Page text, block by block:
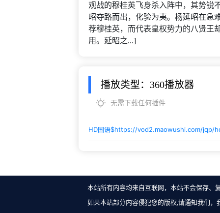
观战的穆桂英飞身杀入阵中，其势锐
昭夺路而出，化验为夷。杨延昭在急
荐穆桂英，而代表皇权势力的八贤王
用。延昭之...]
播放类型：360播放器
无需下载任何插件
HD国语$https://vod2.maowushi.com/jqp/
本站所有内容均来自互联网，本站不会保存、
如果本站部分内容侵犯您的版权,请通知我们